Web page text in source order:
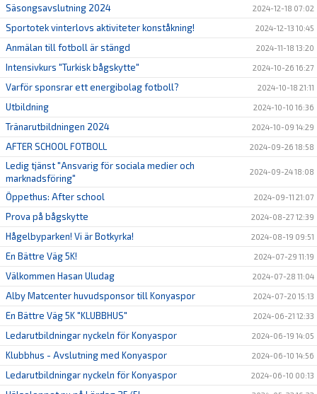
Säsongsavslutning 2024 2024-12-18 07:02
Sportotek vinterlovs aktiviteter konståkning! 2024-12-13 10:45
Anmälan till fotboll är stängd 2024-11-18 13:20
Intensivkurs "Turkisk bågskytte" 2024-10-26 16:27
Varför sponsrar ett energibolag fotboll? 2024-10-18 21:11
Utbildning 2024-10-10 16:36
Tränarutbildningen 2024 2024-10-09 14:29
AFTER SCHOOL FOTBOLL 2024-09-26 18:58
Ledig tjänst "Ansvarig för sociala medier och
marknadsföring"
2024-09-24 18:08
Öppethus: After school 2024-09-11 21:07
Prova på bågskytte 2024-08-27 12:39
Hågelbyparken! Vi är Botkyrka! 2024-08-19 09:51
En Bättre Väg 5K! 2024-07-29 11:19
Välkommen Hasan Uludag 2024-07-28 11:04
Alby Matcenter huvudsponsor till Konyaspor 2024-07-20 15:13
En Bättre Väg 5K "KLUBBHUS" 2024-06-21 12:33
Ledarutbildningar nyckeln för Konyaspor 2024-06-19 14:05
Klubbhus - Avslutning med Konyaspor 2024-06-10 14:56
Ledarutbildningar nyckeln för Konyaspor 2024-06-10 00:13